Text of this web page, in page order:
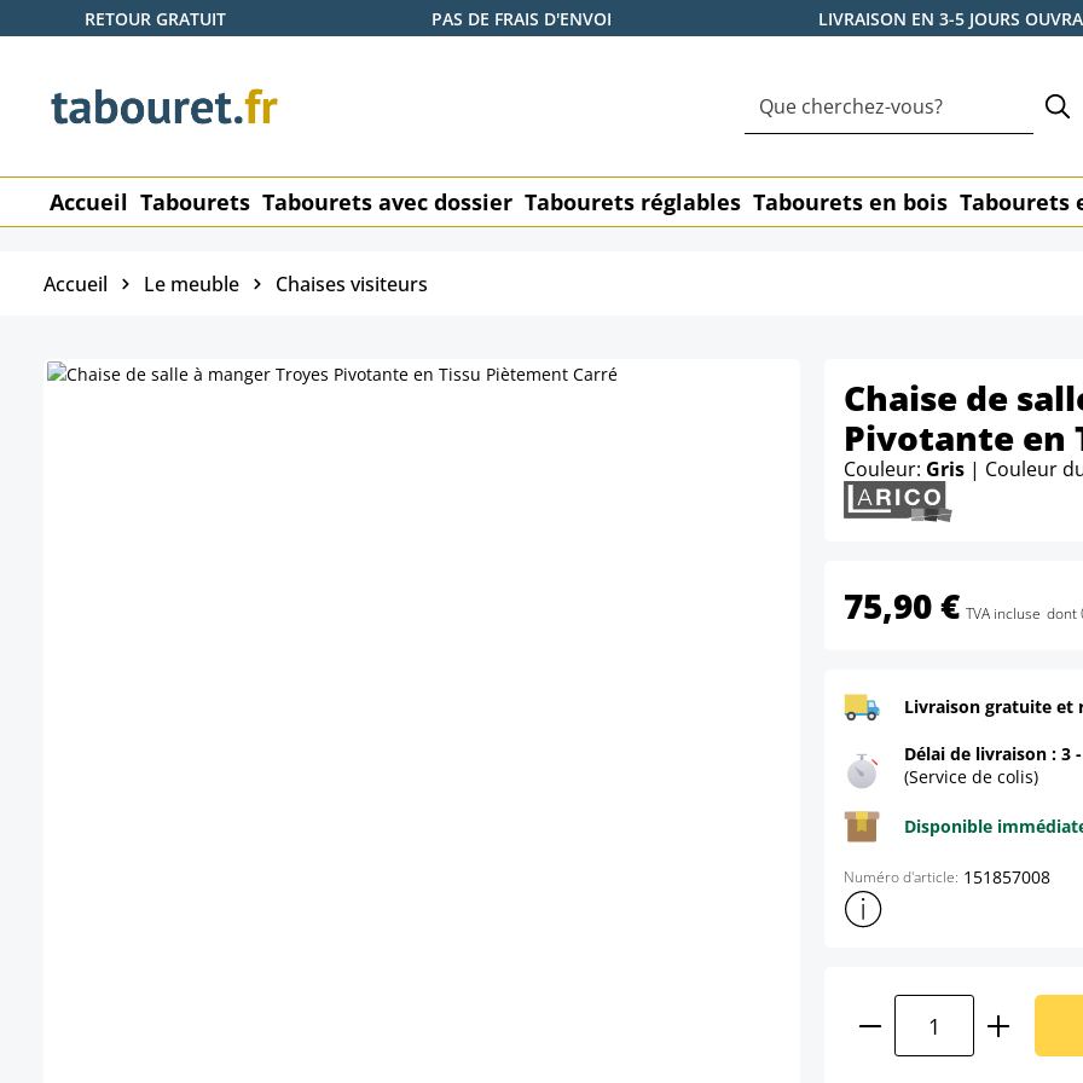
au contenu principal
Passer à la recherche
Passer à la navigation principale
RETOUR GRATUIT PAS DE FRAIS D'ENVOI LIVRAISON EN 3-5 JOURS
Accueil Tabourets Tabourets avec dossier Tabourets réglables Tabourets en bois Tabourets
Accueil Le meuble Chaises visiteurs
Chaise de
Pivotante en
Couleur: Gris | Couleur
75,90 € TVA incluse dont
Livraison gratuite et
Délai de livraison : 3
(Service de colis)
Disponible
Numéro d'article: 151857008
Afficher plus d'informations
Quantité de